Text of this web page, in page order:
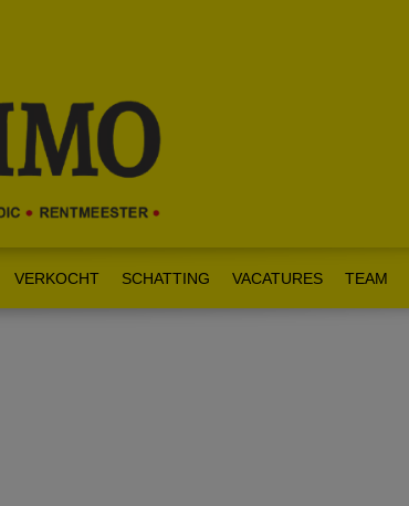
VERKOCHT SCHATTING VACATURES TEAM